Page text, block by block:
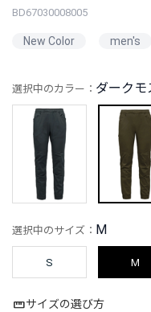
BD67030008005
New Color men's
選択中のカラー： ダークモ
選択中のサイズ： M
S M
サイズの選び方